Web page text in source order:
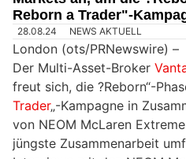
Reborn a Trader"-
28.08.24 NEWS AKTUELL
London (ots/PRNewswire) –
Der Multi-Asset-Broker
freut sich, die ?Reborn“-
Trader„-Kampagne in
von NEOM McLaren
jüngste Zusammenarbeit